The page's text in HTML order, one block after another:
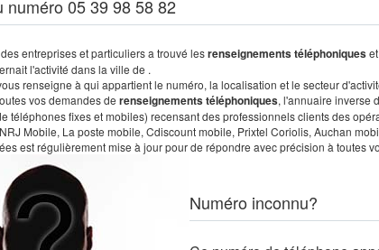
numéro 05 39 98 58 82
des entreprises et particuliers a trouvé lesrenseignements téléphoniques
l'activité dans la ville de .
renseigne à qui appartient le numéro, la localisation et le secteur
vos demandes de renseignements téléphoniques, l'annuaire inverse
téléphones fixes et mobiles) recensant des professionnels clients des
Mobile, La poste mobile, Cdiscount mobile, Prixtel Coriolis, Auchan
est régulièrement mise à jour pour de répondre avec précision à toutes
Numéro inconnu?